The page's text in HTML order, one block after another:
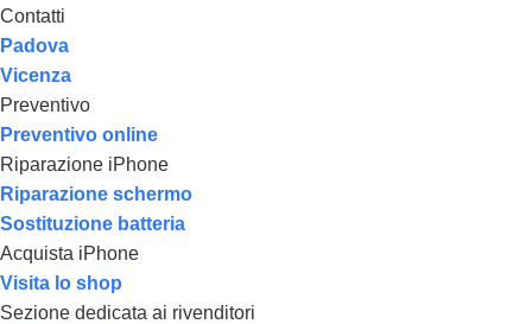
Contatti
Padova
Vicenza
Preventivo
Preventivo online
Riparazione iPhone
Riparazione schermo
Sostituzione batteria
Acquista iPhone
Visita lo shop
Sezione dedicata ai rivenditori